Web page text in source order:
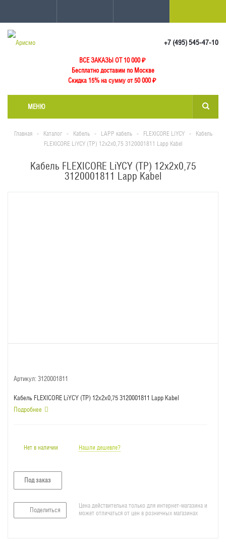
+7 (495) 545-47-10
ВСЕ ЗАКАЗЫ ОТ 10 000₽
Бесплатно доставим по Москве
Скидка 15% на сумму от 50 000 ₽
МЕНЮ
Главная - Каталог - Кабель - LAPP кабель - FLEXICORE LiYCY -
Кабель
FLEXICORE LiYCY (TP) 12x2x0,75 3120001811 Lapp Kabel
Кабель FLEXICORE LiYCY (TP) 12x2x0,75
3120001811 Lapp Kabel
Артикул: 3120001811
Кабель FLEXICORE LiYCY (TP) 12x2x0,75 3120001811 Lapp Kabel
Подробнее
Нет в наличии Нашли дешевле?
Под заказ
Поделиться
Цена действительна только для интернет-магазина и
может отличаться от цен в розничных магазинах